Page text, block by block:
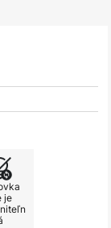
je